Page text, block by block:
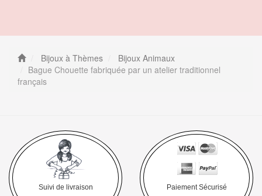
Bijoux à Thèmes
Bijoux Animaux
Bague Chouette fabriquée par un atelier traditionnel
français
Suivi de livraison Paiement Sécurisé